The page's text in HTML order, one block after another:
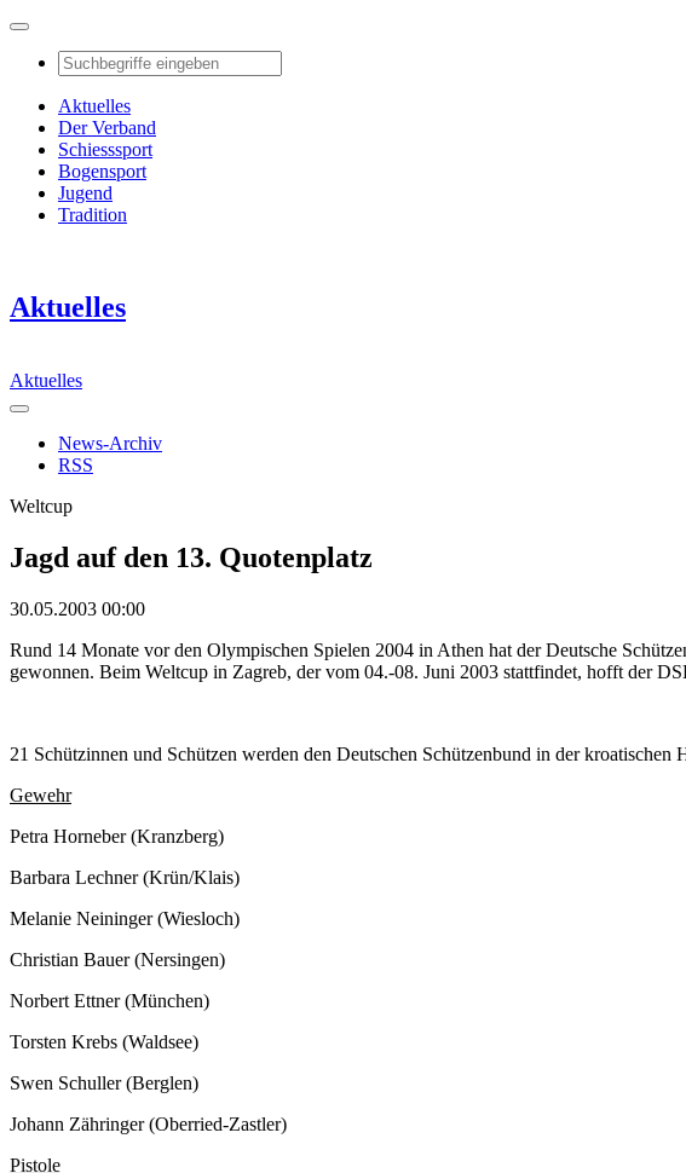
Aktuelles
Der Verband
Schiesssport
Bogensport
Jugend
Tradition
Aktuelles
Aktuelles
News-Archiv
RSS
Weltcup
Jagd auf den 13. Quotenplatz
30.05.2003 00:00
Rund 14 Monate vor den Olympischen Spielen 2004 in Athen hat der Deutsche
gewonnen. Beim Weltcup in Zagreb, der vom 04.-08. Juni 2003 stattfindet, hofft der
21 Schützinnen und Schützen werden den Deutschen Schützenbund in der kroatischen
Gewehr
Petra Horneber (Kranzberg)
Barbara Lechner (Krün/Klais)
Melanie Neininger (Wiesloch)
Christian Bauer (Nersingen)
Norbert Ettner (München)
Torsten Krebs (Waldsee)
Swen Schuller (Berglen)
Johann Zähringer (Oberried-Zastler)
Pistole